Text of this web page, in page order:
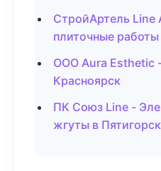
СтройАртель Line
плиточные
ООО Aura Esthetic
Красноярск
ПК Союз Line -
жгуты в Пятигорск